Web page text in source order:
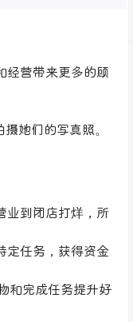
经营带来更多的顾
她们的写真照。
业到闭店打烊，所
定任务，获得资金
和完成任务提升好